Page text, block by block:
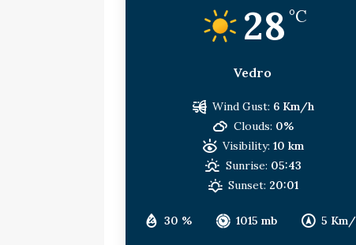
[ 30. jul 2026. ] Uhapšen bivši
28 °C
Vedro
30 % 1015 mb 5
Wind Gust: 6 Km/h
Clouds: 0%
Visibility: 10 km
Sunrise: 05:43
Sunset: 20:01